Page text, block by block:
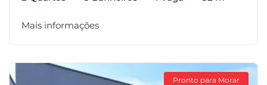
Mais informações
Pronto para Morar